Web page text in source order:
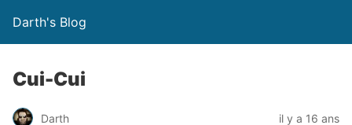
Darth's Blog
Cui-Cui
Darth il y a 16 ans